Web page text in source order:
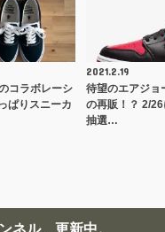
コラボレーシ
ぱりスニーカ
2021.2.19
待望のエアジョ
の再販！？ 2/
抽選…
ネル、更新中。